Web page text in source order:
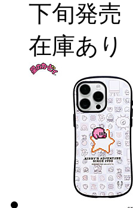
下旬発売
在庫あり